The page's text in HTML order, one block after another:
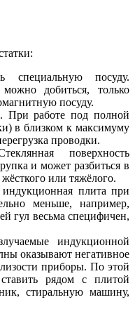
специальную посуду.
добиться, только
посуду.
При работе под полной
в близком к максимуму
проводки.
поверхность
и может разбиться в
или тяжёлого.
плита при
меньше, например,
гул весьма специфичен,
индукционной
оказывают негативное
приборы. По этой
рядом с плитой
стиральную машину,